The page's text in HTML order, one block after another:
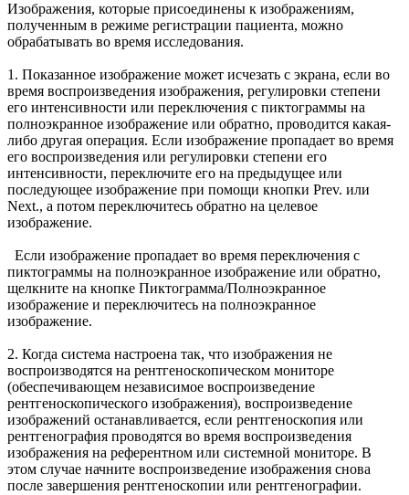
Изображения, которые присоединены к изображениям,
полученным в режиме регистрации пациента, можно
обрабатывать во время исследования.
1. Показанное изображение может исчезать с экрана, если во
время воспроизведения изображения, регулировки степени
его интенсивности или переключения с пиктограммы на
полноэкранное изображение или обратно, проводится какая-
либо другая операция. Если изображение пропадает во время
его воспроизведения или регулировки степени его
интенсивности, переключите его на предыдущее или
последующее изображение при помощи кнопки Prev. или
Next., а потом переключитесь обратно на целевое
изображение.
Если изображение пропадает во время переключения с
пиктограммы на полноэкранное изображение или обратно,
щелкните на кнопке Пиктограмма/Полноэкранное
изображение и переключитесь на полноэкранное
изображение.
2. Когда система настроена так, что изображения не
воспроизводятся на рентгеноскопическом мониторе
(обеспечивающем независимое воспроизведение
рентгеноскопического изображения), воспроизведение
изображений останавливается, если рентгеноскопия или
рентгенография проводятся во время воспроизведения
изображения на референтном или системной мониторе. В
этом случае начните воспроизведение изображения снова
после завершения рентгеноскопии или рентгенографии.